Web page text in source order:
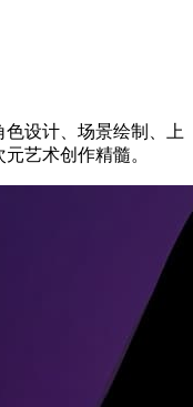
设计、场景绘制、上
艺术创作精髓。